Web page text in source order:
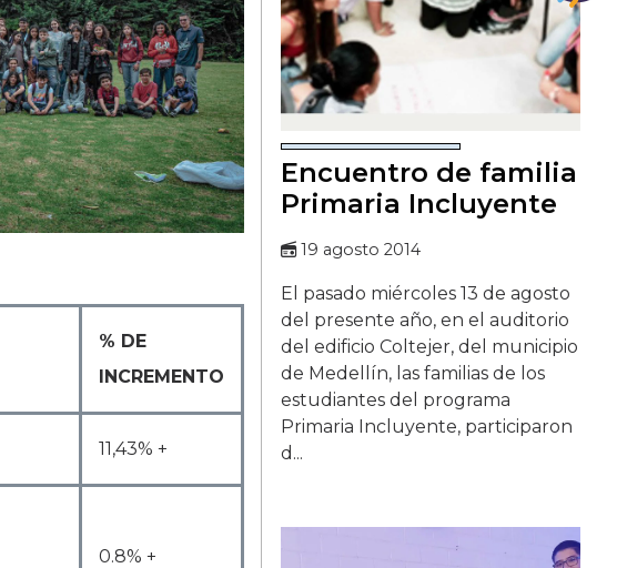
% DE
INCREMENTO
11,43% +
0.8% +
Encuentro de familia
Primaria Incluyente
19 agosto 2014
El pasado miércoles 13 de agosto
del presente año, en el auditorio
del edificio Coltejer, del municipio
de Medellín, las familias de los
estudiantes del programa
Primaria Incluyente, participaron
d...